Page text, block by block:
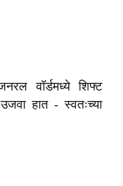
वॉर्डमध्ये शिफ्ट
हात - स्वतःच्या